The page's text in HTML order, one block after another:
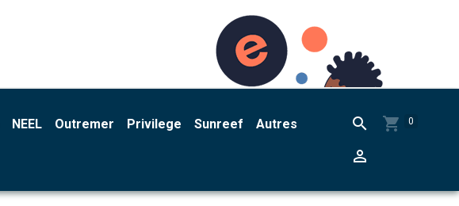
NEEL Outremer Privilege Sunreef Autres 0